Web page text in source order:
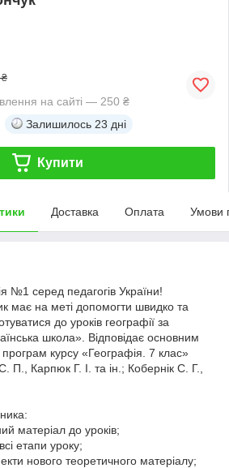
₴
на сайті — 250 ₴
Залишилось 23 дні
Купити
Доставка Оплата Умови
№1 серед педагогів України!
має на меті допомогти швидко та
до уроків географії за
школа». Відповідає основним
курсу «Географія. 7 клас»
П., Карпюк Г. І. та ін.; Кобернік С. Г.,
матеріал до уроків;
етапи уроку;
нового теоретичного матеріалу;